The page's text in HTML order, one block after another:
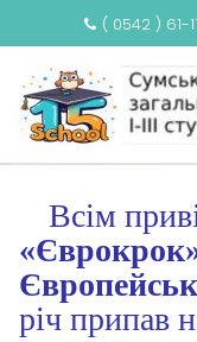
( 0542 ) 61-
Всім
річ припав